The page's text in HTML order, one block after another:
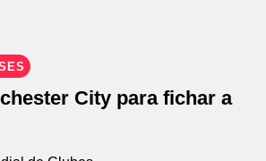
City para fichar a